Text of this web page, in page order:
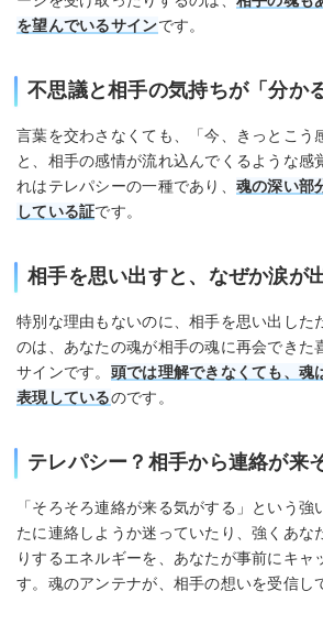
を望んでいるサインです。
不思議と相手の気持ちが「分か
言葉を交わさなくても、「今、きっとこう
と、相手の感情が流れ込んでくるような感
れはテレパシーの一種であり、 魂の深い部
している証です。
相手を思い出すと、なぜか涙が
特別な理由もないのに、相手を思い出した
のは、あなたの魂が相手の魂に再会できた
サインです。 頭では理解できなくても、魂
表現しているのです。
テレパシー？相手から連絡が来
「そろそろ連絡が来る気がする」という
たに連絡しようか迷っていたり、強くあな
りするエネルギーを、あなたが事前にキャ
す。魂のアンテナが、相手の想いを受信し